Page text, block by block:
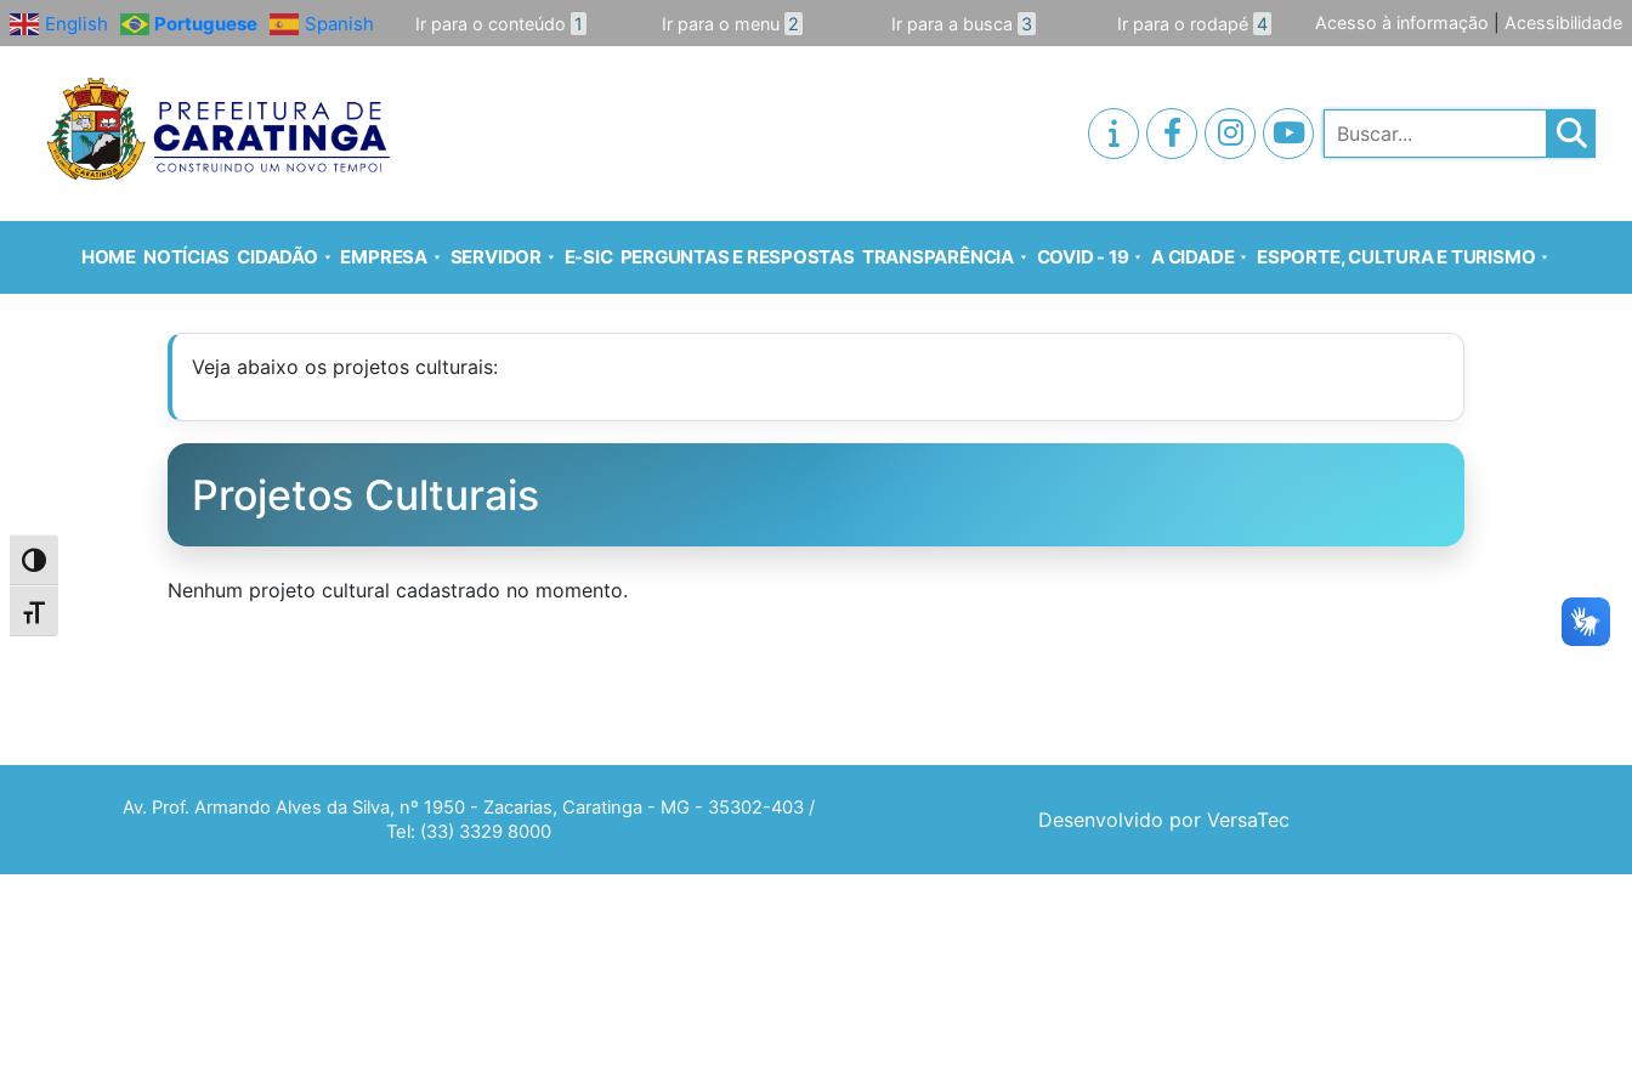
Alternar alto contraste
Alternar tamanho da fonte
English Portuguese Spanish Ir para o conteúdo 1 Ir para o menu 2 Ir para a busca 3 Ir para o rodapé 4 Acesso à informação Acessibilidade
Pesquisar
HOME NOTÍCIAS CIDADÃO EMPRESA SERVIDOR E-SIC PERGUNTAS E RESPOSTAS TRANSPARÊNCIA COVID - 19 A CIDADE ESPORTE, CULTURA E TURISMO
Veja abaixo os projetos culturais:
Projetos Culturais
Nenhum projeto cultural cadastrado no momento.
Av. Prof. Armando Alves da Silva, nº 1950 - Zacarias, Caratinga - MG - 35302-403 /
Tel: (33) 3329 8000
Desenvolvido por VersaTec